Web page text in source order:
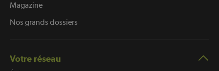
Magazine
Nos grands dossiers
Votre réseau